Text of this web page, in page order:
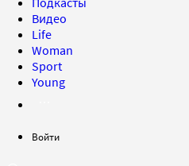
Видео
Life
Woman
Sport
Young
Войти